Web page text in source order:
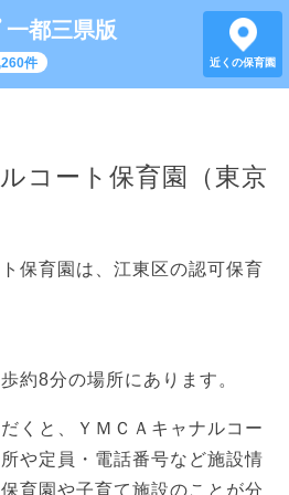
都三県版
件 近くの保育園
コート保育園（東京
保育園は、江東区の認可保育
約8分の場所にあります。
くと、ＹＭＣＡキャナルコー
や定員・電話番号など施設情
育園や子育て施設のことが分